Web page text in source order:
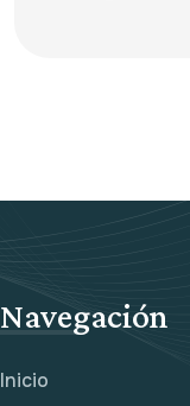
Navegación
Inicio